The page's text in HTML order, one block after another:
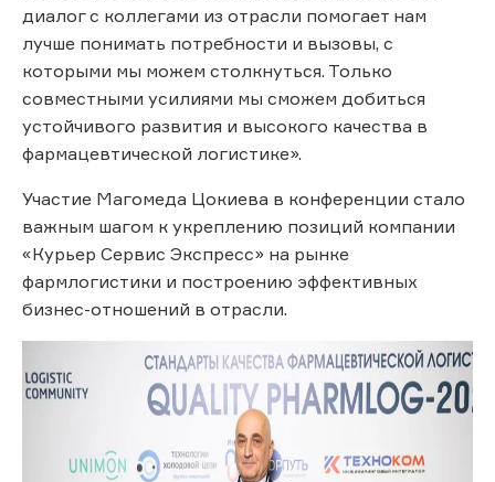
диалог с коллегами из отрасли помогает нам
лучше понимать потребности и вызовы, с
которыми мы можем столкнуться. Только
совместными усилиями мы сможем добиться
устойчивого развития и высокого качества в
фармацевтической логистике».
Участие Магомеда Цокиева в конференции стало
важным шагом к укреплению позиций компании
«Курьер Сервис Экспресс» на рынке
фармлогистики и построению эффективных
бизнес-отношений в отрасли.